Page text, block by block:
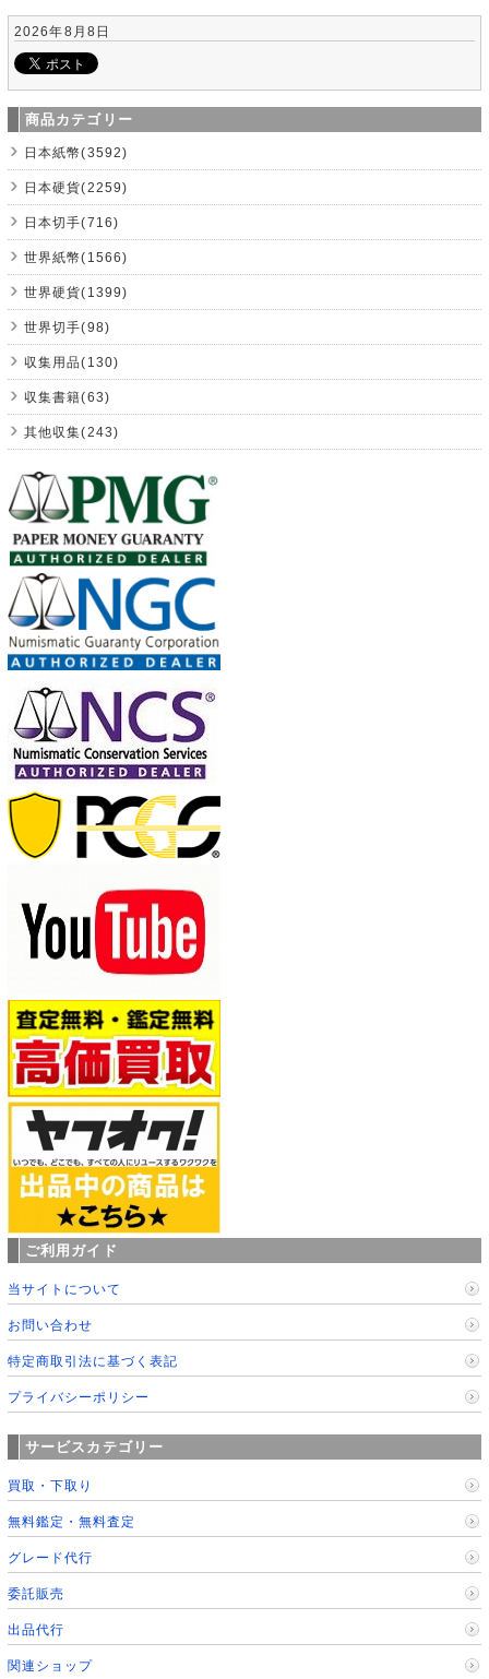
2026年8月8日
商品カテゴリー
日本紙幣(3592)
日本硬貨(2259)
日本切手(716)
世界紙幣(1566)
世界硬貨(1399)
世界切手(98)
収集用品(130)
収集書籍(63)
其他収集(243)
ご利用ガイド
当サイトについて
お問い合わせ
特定商取引法に基づく表記
プライバシーポリシー
サービスカテゴリー
買取・下取り
無料鑑定・無料査定
グレード代行
委託販売
出品代行
関連ショップ